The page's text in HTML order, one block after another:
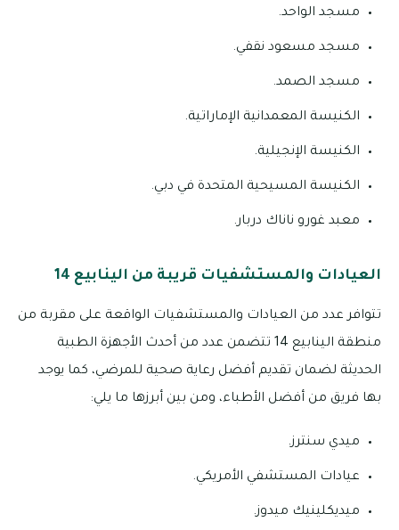
مسجد الواحد.
مسجد مسعود نقفي.
مسجد الصمد.
الكنيسة المعمدانية الإماراتية.
الكنيسة الإنجيلية.
الكنيسة المسيحية المتحدة في دبي.
معبد غورو ناناك دربار.
العيادات والمستشفيات قريبة من الينابيع 14
تتوافر عدد من العيادات والمستشفيات الواقعة على مقربة من
منطقة الينابيع 14 تتضمن عدد من أحدث الأجهزة الطبية
الحديثة لضمان تقديم أفضل رعاية صحية للمرضي، كما يوجد
بها فريق من أفضل الأطباء، ومن بين أبرزها ما يلي:
ميدي سنترز.
عيادات المستشفي الأمريكي.
ميديكلينيك ميدوز.